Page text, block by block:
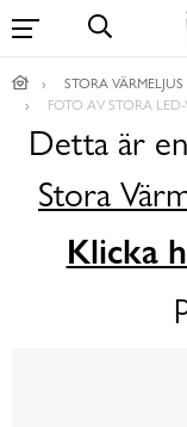
STORA
FOTO AV STORA
Detta är
Stora
Klicka